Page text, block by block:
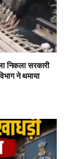
निकला सरकारी
ने थमाया